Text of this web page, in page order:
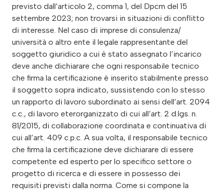
previsto dall’articolo 2, comma 1, del Dpcm del 15
settembre 2023; non trovarsi in situazioni di conflitto
di interesse. Nel caso di imprese di consulenza/
università o altro ente il legale rappresentante del
soggetto giuridico a cui è stato assegnato l’incarico
deve anche dichiarare che ogni responsabile tecnico
che firma la certificazione è inserito stabilmente presso
il soggetto sopra indicato, sussistendo con lo stesso
un rapporto di lavoro subordinato ai sensi dell’art. 2094
c.c., di lavoro eterorganizzato di cui all’art. 2 d.lgs. n.
81/2015, di collaborazione coordinata e continuativa di
cui all’art. 409 c.p.c. A sua volta, il responsabile tecnico
che firma la certificazione deve dichiarare di essere
competente ed esperto per lo specifico settore o
progetto di ricerca e di essere in possesso dei
requisiti previsti dalla norma. Come si compone la